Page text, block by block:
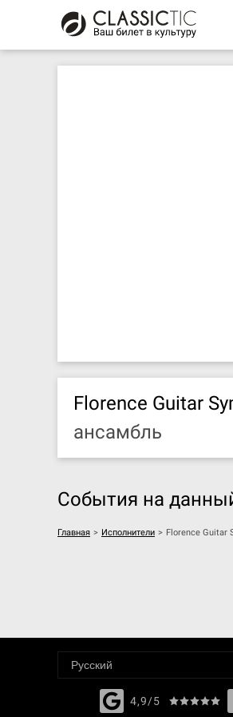
Florence Guitar
ансамбль
События на
Главная > Исполнители > Florence Guitar
4,9/5